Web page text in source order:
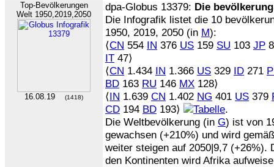
Top-Bevölkerungen
Welt 1950,2019,2050
16.08.19 (1418)
dpa-Globus 13379: Die
Die Infografik listet die 10
1950, 2019, 2050 (in M):
⟨CN 554 IN 376 US 159 SU 103 JP
IT 47⟩
⟨CN 1.434 IN 1.366 US 329 ID 271
BD 163 RU 146 MX 128⟩
⟨IN 1.639 CN 1.402 NG 401 US 379
CD 194 BD 193⟩
.
Die Weltbevölkerung (in G) ist von
gewachsen (+210%) und wird
weiter steigen auf 2050|9,7 (+26%).
den Kontinenten wird Afrika